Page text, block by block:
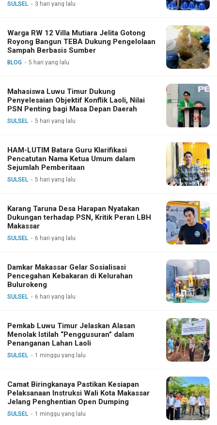
SULSEL 3 hari yang lalu
Warga RW 12 Villa Mutiara Jelita Gotong
Royong Bangun TEBA Dukung Pengelolaan
Sampah Berbasis Sumber
BLOG 5 hari yang lalu
Mahasiswa Luwu Timur Dukung
Penyelesaian Objektif Konflik Laoli, Nilai
PSN Penting bagi Masa Depan Daerah
SULSEL 5 hari yang lalu
HAM-LUTIM Batara Guru Klarifikasi
Pencatutan Nama Ketua Umum dalam
Sejumlah Pemberitaan
SULSEL 5 hari yang lalu
Karang Taruna Desa Harapan Nyatakan
Dukungan terhadap PSN, Kritik Peran LBH
Makassar
SULSEL 6 hari yang lalu
Damkar Makassar Gelar Sosialisasi
Pencegahan Kebakaran di Kelurahan
Bulurokeng
SULSEL 6 hari yang lalu
Pemkab Luwu Timur Jelaskan Alasan
Menolak Istilah “Penggusuran” dalam
Penanganan Lahan Laoli
SULSEL 1 minggu yang lalu
Camat Biringkanaya Pastikan Kesiapan
Pelaksanaan Instruksi Wali Kota Makassar
Jelang Penghentian Open Dumping
SULSEL 1 minggu yang lalu